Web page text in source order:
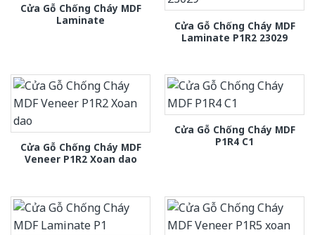
Cửa Gỗ Chống Cháy MDF
Laminate
Cửa Gỗ Chống Cháy MDF
Laminate P1R2 23029
Cửa Gỗ Chống Cháy MDF
Veneer P1R2 Xoan dao
Cửa Gỗ Chống Cháy MDF
P1R4 C1